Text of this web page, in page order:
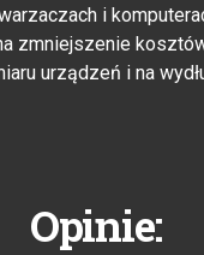
i
zmniejszenie
urządzeń i na
Opinie: